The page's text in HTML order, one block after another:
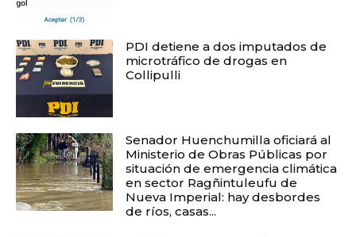
PDI detiene a dos imputados de
microtráfico de drogas en
Collipulli
Senador Huenchumilla oficiará al
Ministerio de Obras Públicas por
situación de emergencia climática
en sector Ragñintuleufu de
Nueva Imperial: hay desbordes
de ríos, casas...